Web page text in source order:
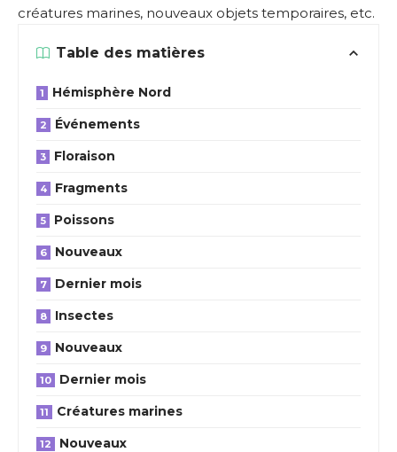
créatures marines, nouveaux objets temporaires, etc.
Table des matières
Hémisphère Nord
Événements
Floraison
Fragments
Poissons
Nouveaux
Dernier mois
Insectes
Nouveaux
Dernier mois
Créatures marines
Nouveaux